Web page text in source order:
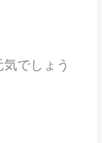
でしょう